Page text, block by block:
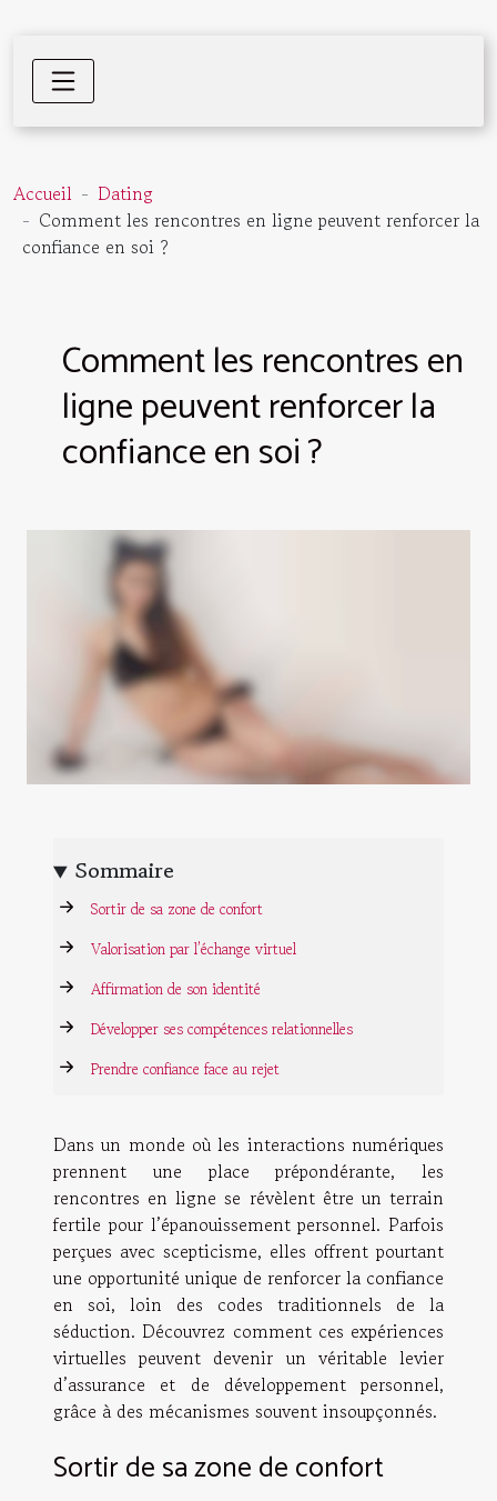
Accueil
Dating
Comment les rencontres en ligne peuvent renforcer la
confiance en soi ?
Comment les rencontres en
ligne peuvent renforcer la
confiance en soi ?
Sommaire
Sortir de sa zone de confort
Valorisation par l’échange virtuel
Affirmation de son identité
Développer ses compétences relationnelles
Prendre confiance face au rejet
Dans un monde où les interactions numériques
prennent une place prépondérante, les
rencontres en ligne se révèlent être un terrain
fertile pour l’épanouissement personnel. Parfois
perçues avec scepticisme, elles offrent pourtant
une opportunité unique de renforcer la confiance
en soi, loin des codes traditionnels de la
séduction. Découvrez comment ces expériences
virtuelles peuvent devenir un véritable levier
d’assurance et de développement personnel,
grâce à des mécanismes souvent insoupçonnés.
Sortir de sa zone de confort